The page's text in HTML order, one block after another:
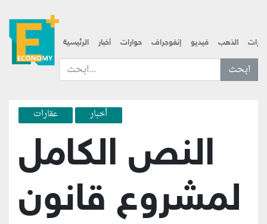
الرئيسية أخبار حوارات إنفوجراف فيديو الذهب
ابحث عن... :
عقارات أخبار
النص الكامل
لمشروع قانون